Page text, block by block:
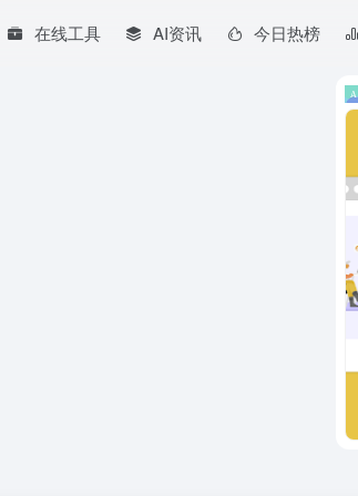
在线工具 AI资讯 今日热榜